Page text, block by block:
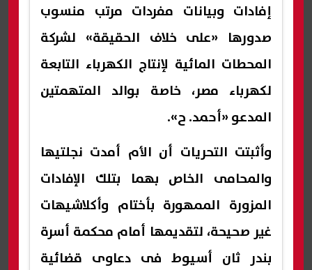
إفادات وبيانات مفردات مرتب منسوب
صدورها «على خلاف الحقيقة» لشركة
المحطات المائية لإنتاج الكهرباء التابعة
لكهرباء مصر، خاصة بوالد المتهمتين
المدعو «أحمد. ح».
وأثبتت التحريات أن الأم أمدت نجلتيها
والمحامى الخاص بهما بتلك الإفادات
المزورة الممهورة بأختام وأكلاشيهات
غير صحيحة، لتقديمها أمام محكمة أسرة
بندر ثان أسيوط فى دعاوى قضائية